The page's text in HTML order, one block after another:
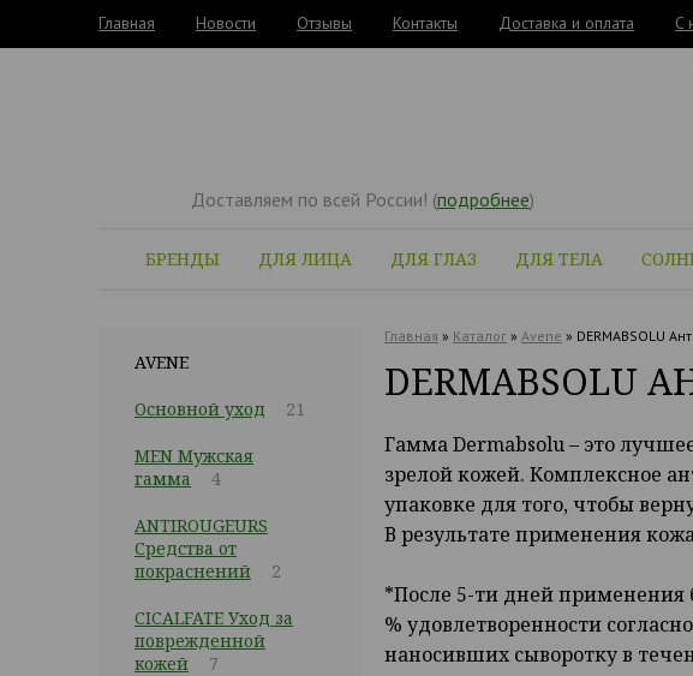
Главная Новости Отзывы Контакты Доставка и оплата C
Доставляем по всей России! (подробнее)
БРЕНДЫ ДЛЯ ЛИЦА ДЛЯ ГЛАЗ ДЛЯ ТЕЛА
AVENE
Основной уход 21
MEN Мужская
гамма
4
ANTIROUGEURS
Средства от
покраснений
2
CICALFATE Уход за
поврежденной
кожей
7
Главная » Каталог » Avene » DERMABSOLU
DERMABSOLU
Гамма Dermabsolu – это
зрелой кожей. Комплексное
упаковке для того, чтобы
В результате применения
*После 5-ти дней применения
% удовлетворенности
наносивших сыворотку в